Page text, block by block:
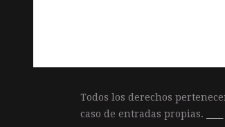
Todos los derechos
caso de entradas propias.